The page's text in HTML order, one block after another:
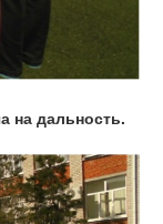
на дальность.